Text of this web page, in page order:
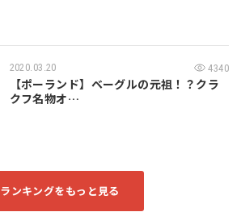
2020.03.20 4340
【ポーランド】ベーグルの元祖！？クラ
クフ名物オ…
ランキングをもっと見る